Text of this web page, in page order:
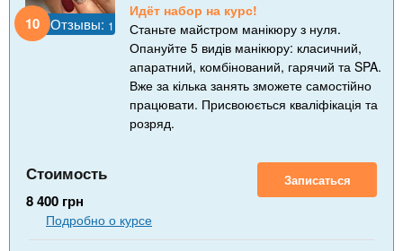
n
10 Отзывы: 1
Идёт набор на курс!
Станьте майстром манікюру з нуля.
Опануйте 5 видів манікюру: класичний,
апаратний, комбінований, гарячий та SPA.
Вже за кілька занять зможете самостійно
працювати. Присвоюється кваліфікація та
розряд.
Стоимость
8 400 грн
Записаться
Подробно о курсе